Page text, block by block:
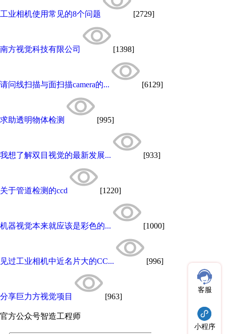
工业相机使用常见的8个问题 [2729]
南方视觉科技有限公司 [1398]
请问线扫描与面扫描camera的... [6129]
求助透明物体检测 [995]
我想了解双目视觉的最新发展... [933]
关于管道检测的ccd [1220]
机器视觉本来就应该是彩色的... [1000]
见过工业相机中近名片大的CC... [996]
分享巨力方视觉项目 [963]
官方公众号智造工程师
客服
小程序